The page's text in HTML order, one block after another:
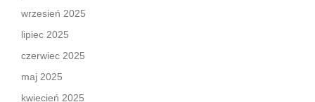
wrzesień 2025
lipiec 2025
czerwiec 2025
maj 2025
kwiecień 2025